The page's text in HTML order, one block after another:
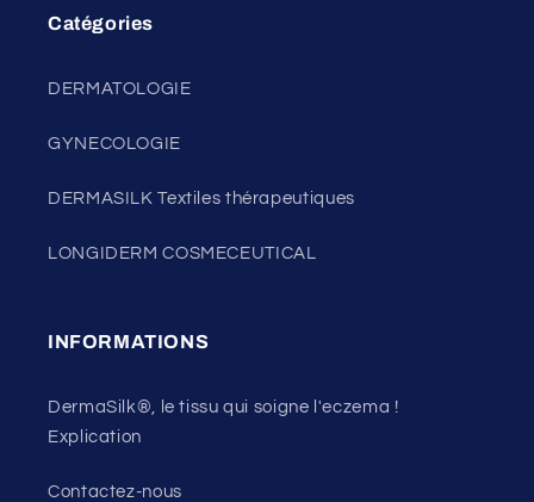
Catégories
DERMATOLOGIE
GYNECOLOGIE
DERMASILK Textiles thérapeutiques
LONGIDERM COSMECEUTICAL
INFORMATIONS
DermaSilk®, le tissu qui soigne l'eczema !
Explication
Contactez-nous